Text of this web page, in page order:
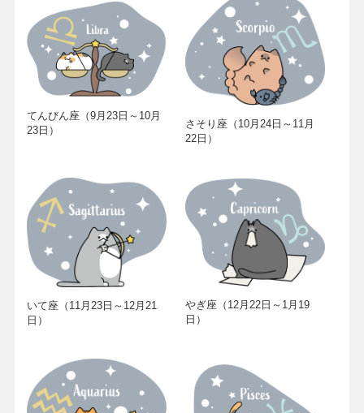
てんびん座（9月23日～10月
23日）
さそり座（10月24日～11月
22日）
いて座（11月23日～12月21
日）
やぎ座（12月22日～1月19
日）